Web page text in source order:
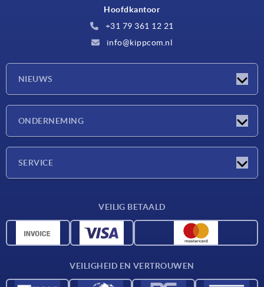
Hoofdkantoor
+31 79 361 12 21
info@kippcom.nl
NIEUWS
ONDERNEMING
SERVICE
CAD-gegevens
VEILIG BETAALD
VEILIGHEID EN VERTROUWEN